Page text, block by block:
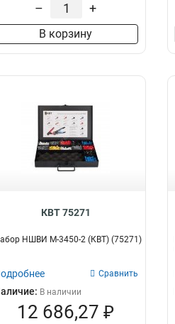
– +
В корзину
КВТ 75271
НШВИ М-3450-2 (КВТ) (75271)
Сравнить
В наличии
12 686,27 ₽